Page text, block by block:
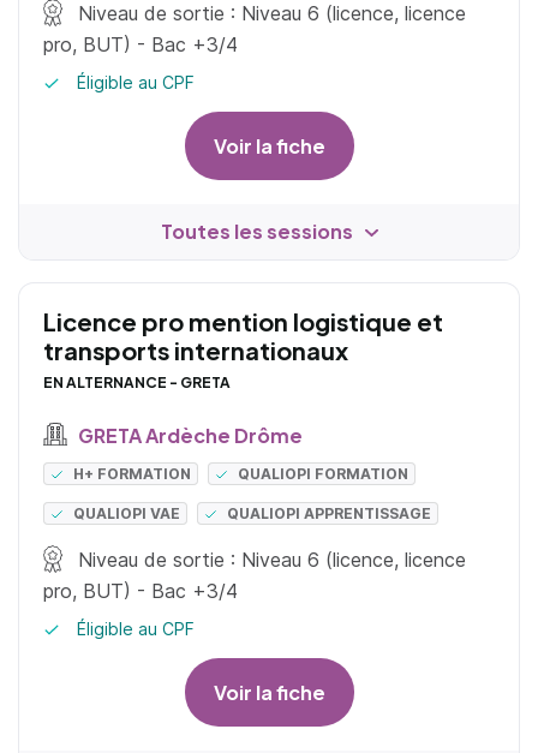
Niveau de sortie : Niveau 6 (licence, licence
pro, BUT) - Bac +3/4
Éligible au CPF
Voir la fiche
Toutes les sessions
Licence pro mention logistique et
transports internationaux
EN ALTERNANCE - GRETA
GRETA Ardèche Drôme
H+ FORMATION QUALIOPI FORMATION
QUALIOPI VAE QUALIOPI APPRENTISSAGE
Niveau de sortie : Niveau 6 (licence, licence
pro, BUT) - Bac +3/4
Éligible au CPF
Voir la fiche